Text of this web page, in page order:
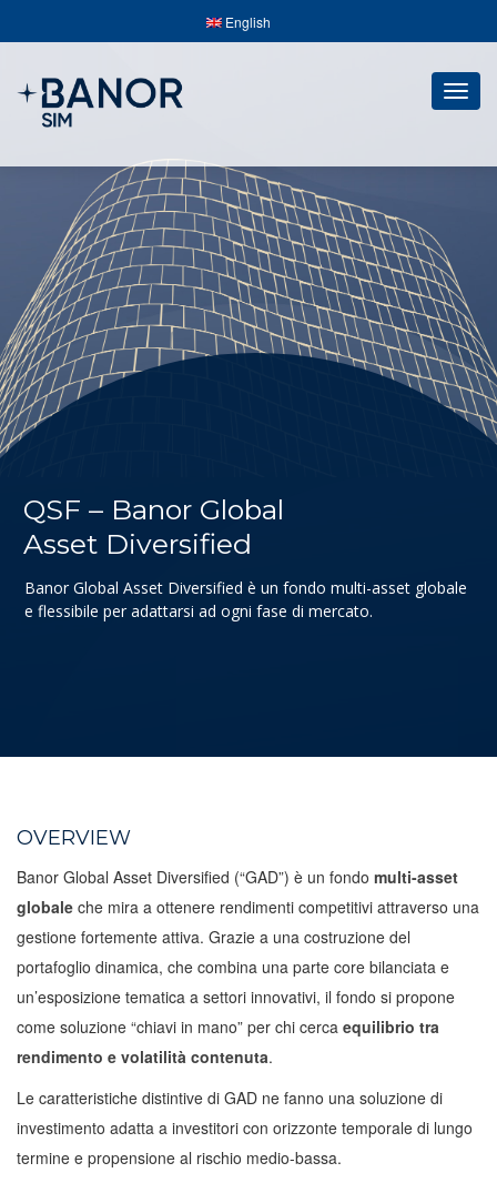
English
QSF – Banor Global
Asset Diversified
Banor Global Asset Diversified è un fondo multi-asset globale
e flessibile per adattarsi ad ogni fase di mercato.
OVERVIEW
Banor Global Asset Diversified (“GAD”) è un fondo multi-asset
globale che mira a ottenere rendimenti competitivi attraverso una
gestione fortemente attiva. Grazie a una costruzione del
portafoglio dinamica, che combina una parte core bilanciata e
un’esposizione tematica a settori innovativi, il fondo si propone
come soluzione “chiavi in mano” per chi cerca equilibrio tra
rendimento e volatilità contenuta.
Le caratteristiche distintive di GAD ne fanno una soluzione di
investimento adatta a investitori con orizzonte temporale di lungo
termine e propensione al rischio medio-bassa.